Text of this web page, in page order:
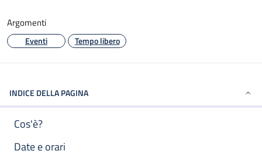
Argomenti
Eventi Tempo libero
INDICE DELLA PAGINA
Cos'è?
Date e orari